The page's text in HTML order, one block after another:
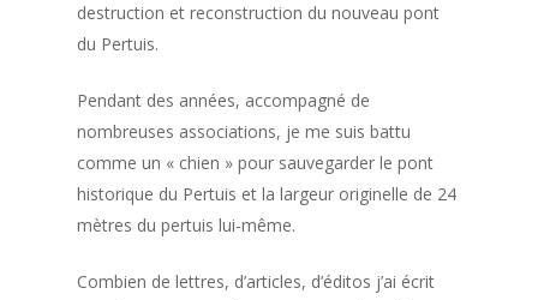
destruction et reconstruction du nouveau pont
du Pertuis.
Pendant des années, accompagné de
nombreuses associations, je me suis battu
comme un « chien » pour sauvegarder le pont
historique du Pertuis et la largeur originelle de 24
mètres du pertuis lui-même.
Combien de lettres, d’articles, d’éditos j’ai écrit